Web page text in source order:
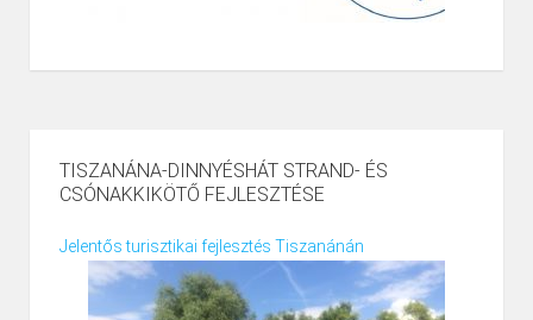
TISZANÁNA-DINNYÉSHÁT STRAND- ÉS
CSÓNAKKIKÖTŐ FEJLESZTÉSE
Jelentős turisztikai fejlesztés Tiszanánán